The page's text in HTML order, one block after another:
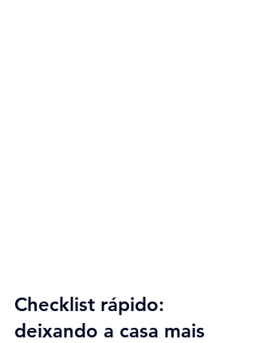
Checklist rápido:
deixando a casa mais